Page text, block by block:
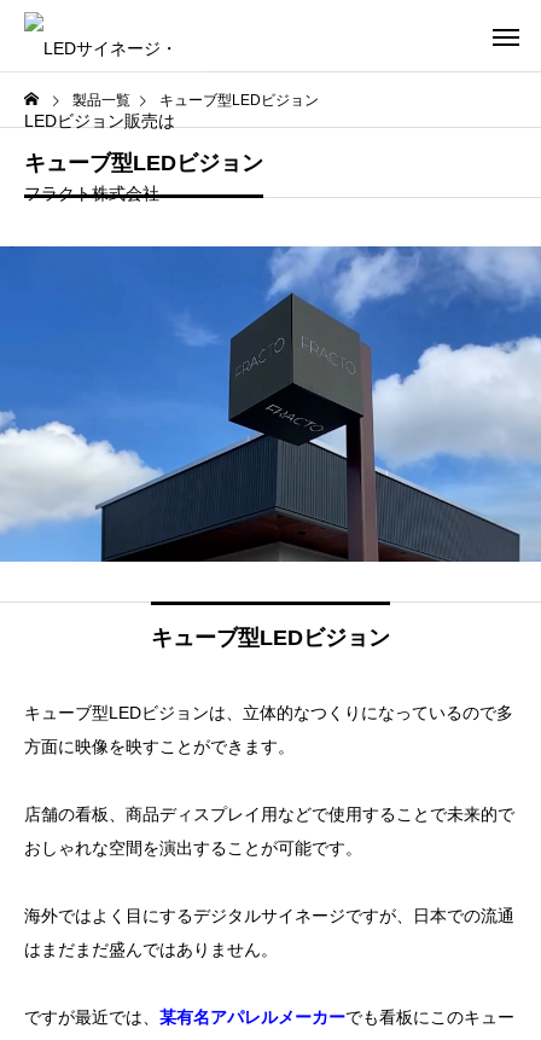
製品一覧 キューブ型LEDビジョン
キューブ型LEDビジョン
キューブ型LEDビジョン
キューブ型LEDビジョンは、立体的なつくりになっているので多
方面に映像を映すことができます。
店舗の看板、商品ディスプレイ用などで使用することで未来的で
おしゃれな空間を演出することが可能です。
海外ではよく目にするデジタルサイネージですが、日本での流通
はまだまだ盛んではありません。
ですが最近では、 某有名アパレルメーカーでも看板にこのキュー